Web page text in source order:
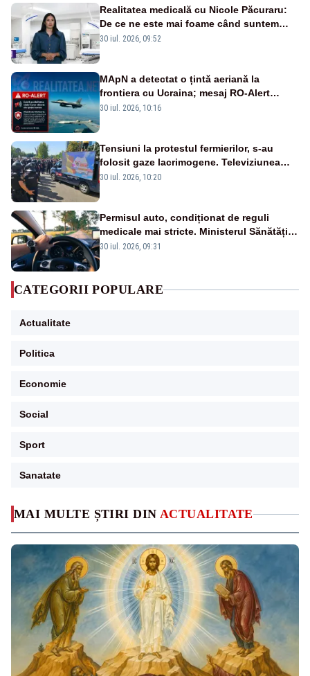
MAI MULTE ȘTIRI DIN ACTUALITATE
Realitatea medicală cu Nicole Păcuraru:
De ce ne este mai foame când suntem
obosiți?
30 iul. 2026, 09:52
MApN a detectat o țintă aeriană la
frontiera cu Ucraina; mesaj RO-Alert
transmis în județul Tulcea
30 iul. 2026, 10:16
Tensiuni la protestul fermierilor, s-au
folosit gaze lacrimogene. Televiziunea
Poporului face apel la calm – LIVE TEXT
30 iul. 2026, 10:20
Permisul auto, condiționat de reguli
medicale mai stricte. Ministerul Sănătății
propune schimbări majore
30 iul. 2026, 09:31
CATEGORII POPULARE
Actualitate
Politica
Economie
Social
Sport
Sanatate